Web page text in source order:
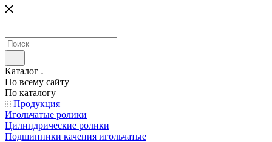
Каталог
По всему сайту
По каталогу
Продукция
Игольчатые ролики
Цилиндрические ролики
Подшипники качения игольчатые